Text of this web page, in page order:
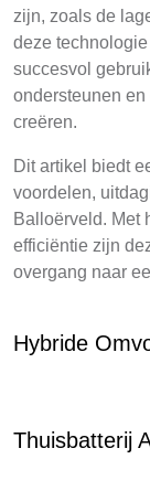
zijn, zoals de
deze
succesvol
ondersteunen
creëren.
Dit artikel biedt
voordelen,
Balloërveld. Met
efficiëntie zijn
overgang naar
Hybride
Thuisbatterij